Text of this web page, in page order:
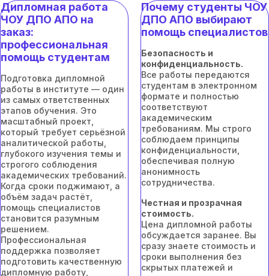
Дипломная работа
ЧОУ ДПО АПО на
заказ:
профессиональная
помощь студентам
Подготовка дипломной
работы в институте — один
из самых ответственных
этапов обучения. Это
масштабный проект,
который требует серьёзной
аналитической работы,
глубокого изучения темы и
строгого соблюдения
академических требований.
Когда сроки поджимают, а
объём задач растёт,
помощь специалистов
становится разумным
решением.
Профессиональная
поддержка позволяет
подготовить качественную
дипломную работу,
Почему студенты ЧОУ
ДПО АПО выбирают
помощь специалистов
Безопасность и
конфиденциальность.
Все работы передаются
студентам в электронном
формате и полностью
соответствуют
академическим
требованиям. Мы строго
соблюдаем принципы
конфиденциальности,
обеспечивая полную
анонимность
сотрудничества.
Честная и прозрачная
стоимость.
Цена дипломной работы
обсуждается заранее. Вы
сразу знаете стоимость и
сроки выполнения без
скрытых платежей и